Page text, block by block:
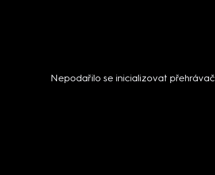
Nepodařilo se inicializovat přehrávač